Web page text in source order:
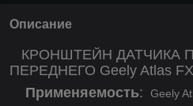
Описание
КРОНШТЕЙН ДАТЧИКА
ПЕРЕДНЕГО Geely Atlas
Применяемость: Geely